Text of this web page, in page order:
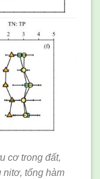
cơ trong đất,
nitơ, tổng hàm